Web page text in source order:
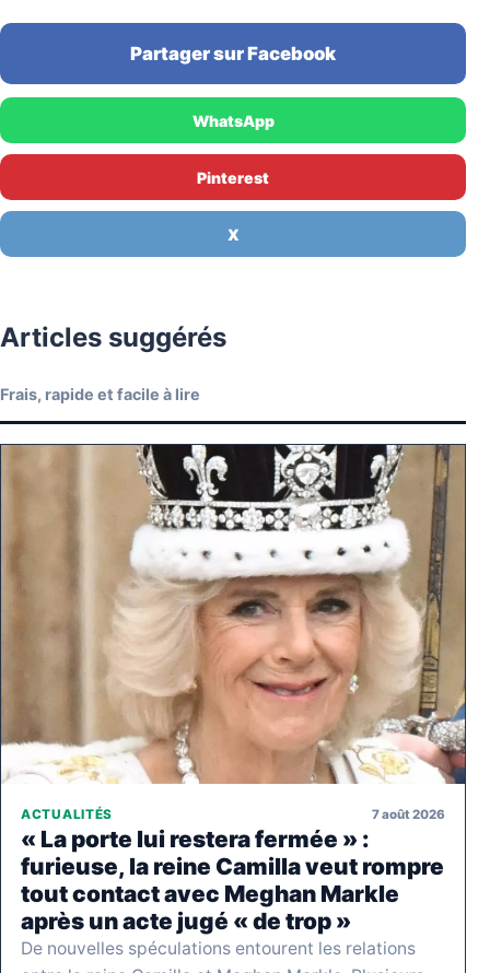
Partager sur Facebook
WhatsApp
Pinterest
X
Articles suggérés
Frais, rapide et facile à lire
ACTUALITÉS 7 août 2026
« La porte lui restera fermée » :
furieuse, la reine Camilla veut rompre
tout contact avec Meghan Markle
après un acte jugé « de trop »
De nouvelles spéculations entourent les relations